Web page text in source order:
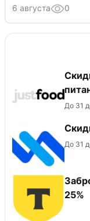
6 августа 0
До 31
До 31
25%